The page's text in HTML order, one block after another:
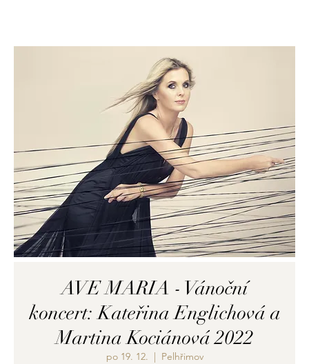
AVE MARIA - Vánoční
koncert: Kateřina Englichová a
Martina Kociánová 2022
po 19. 12.
  |
Pelhřimov